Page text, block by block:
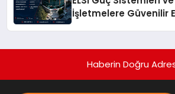
İşletmelere Güvenilir
Haberin Doğru